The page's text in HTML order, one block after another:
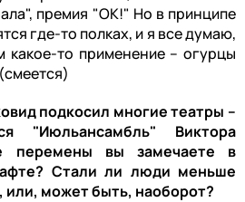
премия "ОК!" Но в принципе
где-то полках, и я все думаю,
какое-то применение – огурцы
подкосил многие театры –
"Июльансамбль" Виктора
перемены вы замечаете в
Стали ли люди меньше
или, может быть, наоборот?